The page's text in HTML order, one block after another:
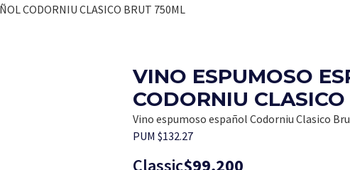
CODORNIU CLASICO BRUT 750ML
VINO ESPUMOSO
CODORNIU
Vino espumoso español Codorniu Clasico
PUM $132.27
Classic$99,200